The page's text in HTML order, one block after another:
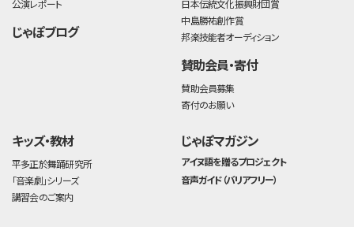
公演レポート
じゃぽブログ
日本伝統文化振興財団賞
中島勝祐創作賞
邦楽技能者オーディション
賛助会員・寄付
賛助会員募集
寄付のお願い
キッズ・教材
平多正於舞踊研究所
「音楽劇」シリーズ
講習会のご案内
じゃぽマガジン
アイヌ語を贈るプロジェクト
音声ガイド（バリアフリー）